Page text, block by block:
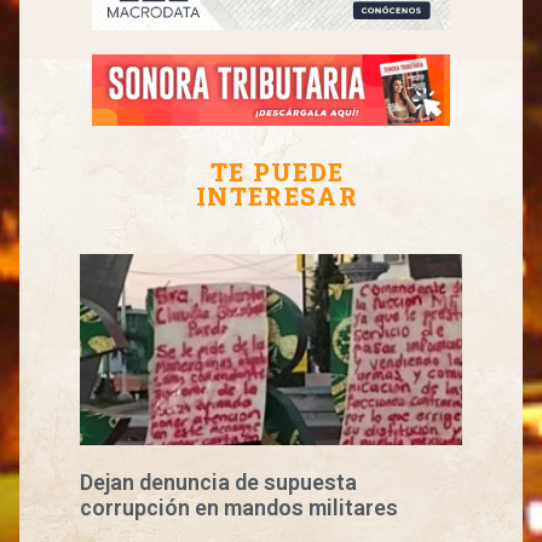
TE PUEDE
INTERESAR
Dejan denuncia de supuesta
corrupción en mandos militares